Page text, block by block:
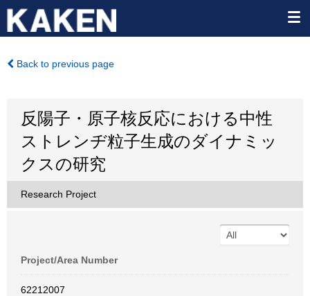
Back to previous page
反陽子・原子核反応における中性
ストレンヂ粒子生成のダイナミッ
クスの研究
Research Project
Project/Area Number
62212007